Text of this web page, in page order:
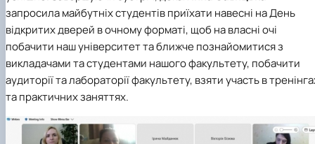
запросила майбутніх студентів приїхати навесні на День
відкритих дверей в очному форматі, щоб на власні очі
побачити наш університет та ближче познайомитися з
викладачами та студентами нашого факультету, побачити
аудиторії та лабораторії факультету, взяти участь в
та практичних заняттях.